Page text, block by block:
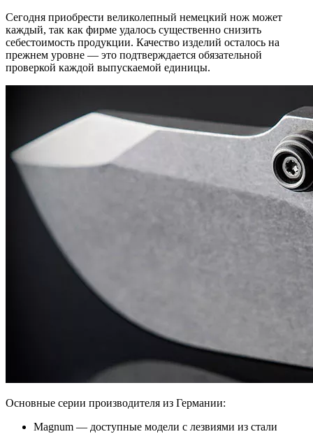
Сегодня приобрести великолепный немецкий нож может
каждый, так как фирме удалось существенно снизить
себестоимость продукции. Качество изделий осталось на
прежнем уровне — это подтверждается обязательной
проверкой каждой выпускаемой единицы.
Основные серии производителя из Германии:
Magnum — доступные модели с лезвиями из стали